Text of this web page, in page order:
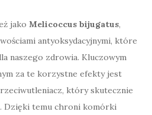
jako Melicoccus bijugatus,
antyoksydacyjnymi, które
naszego zdrowia. Kluczowym
za te korzystne efekty jest
który skutecznie
Dzięki temu chroni komórki